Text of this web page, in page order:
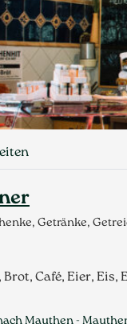
Getränke,
Café, Eier, Eis,
Mauthen -